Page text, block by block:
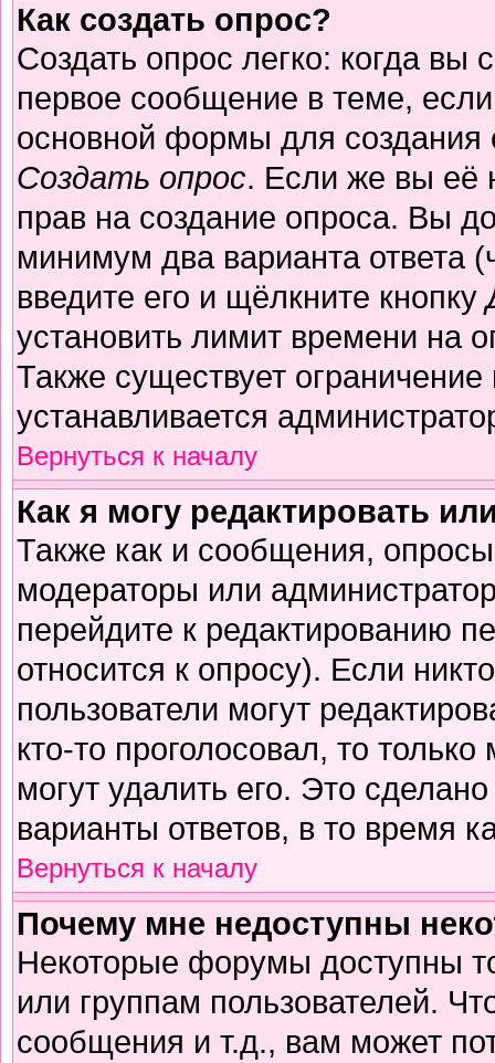
Как создать опрос?
Создать опрос легко: когда вы
первое сообщение в теме,
основной формы для
Создать опрос. Если же вы её
прав на создание опроса. Вы
минимум два варианта ответа
введите его и щёлкните кнопку
установить лимит времени на
Также существует
устанавливается
Вернуться к началу
Как я могу редактировать
Также как и сообщения, опросы
модераторы или
перейдите к редактированию
относится к опросу). Если
пользователи могут
кто-то проголосовал, то
могут удалить его. Это
варианты ответов, в то время
Вернуться к началу
Почему мне недоступны
Некоторые форумы доступны
или группам пользователей.
сообщения и т.д., вам может